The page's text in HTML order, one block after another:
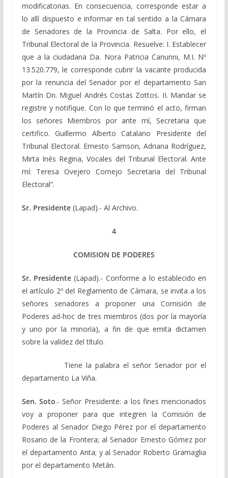
modificatorias. En consecuencia, corresponde estar a
lo allí dispuesto e informar en tal sentido a la Cámara
de Senadores de la Provincia de Salta. Por ello, el
Tribunal Electoral de la Provincia. Resuelve: I. Establecer
que a la ciudadana Da. Nora Patricia Canunni, M.I. Nº
13.520.779, le corresponde cubrir la vacante producida
por la renuncia del Senador por el departamento San
Martín Dn. Miguel Andrés Costas Zottos. II. Mandar se
registre y notifique. Con lo que terminó el acto, firman
los señores Miembros por ante mí, Secretaria que
certifico. Guillermo Alberto Catalano Presidente del
Tribunal Electoral. Ernesto Samson, Adriana Rodríguez,
Mirta Inés Regina, Vocales del Tribunal Electoral. Ante
mí: Teresa Ovejero Cornejo Secretaria del Tribunal
Electoral”.
Sr. Presidente (Lapad).- Al Archivo.
4
COMISION DE PODERES
Sr. Presidente(Lapad).- Conforme a lo establecido en
el artículo 2º del Reglamento de Cámara, se invita a los
señores senadores a proponer una Comisión de
Poderes ad-hoc de tres miembros (dos por la mayoría
y uno por la minoría), a fin de que emita dictamen
sobre la validez del título.
Tiene la palabra el señor Senador por el
departamento La Viña.
Sen. Soto.- Señor Presidente: a los fines mencionados
voy a proponer para que integren la Comisión de
Poderes al Senador Diego Pérez por el departamento
Rosario de la Frontera; al Senador Ernesto Gómez por
el departamento Anta; y al Senador Roberto Gramaglia
por el departamento Metán.